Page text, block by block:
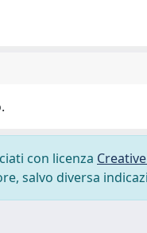
con licenza
salvo diversa